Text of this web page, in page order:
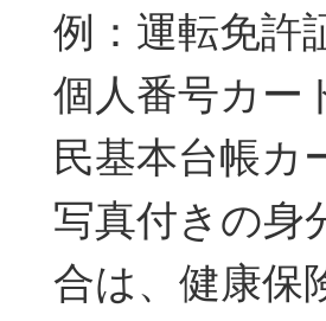
例：運転免許
個人番号カー
民基本台帳カ
写真付きの身
合は、健康保